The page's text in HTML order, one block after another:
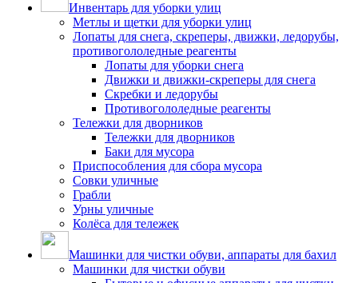
Инвентарь для уборки улиц
Метлы и щетки для уборки улиц
Лопаты для снега, скреперы, движки, ледорубы,
противогололедные реагенты
Лопаты для уборки снега
Движки и движки-скреперы для снега
Скребки и ледорубы
Противогололедные реагенты
Тележки для дворников
Тележки для дворников
Баки для мусора
Приспособления для сбора мусора
Совки уличные
Грабли
Урны уличные
Колёса для тележек
Машинки для чистки обуви, аппараты для бахил
Машинки для чистки обуви